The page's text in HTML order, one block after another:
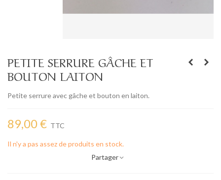
PETITE SERRURE GÂCHE ET
BOUTON LAITON
Petite serrure avec gâche et bouton en laiton.
89,00 € TTC
Il n'y a pas assez de produits en stock.
Partager